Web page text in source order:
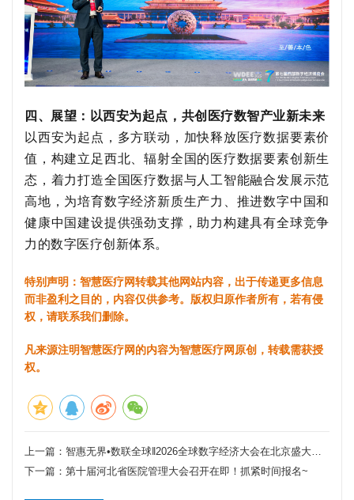
四、展望：以西安为起点，共创医疗数智产业新未来
以西安为起点，多方联动，加快释放医疗数据要素价
值，构建立足西北、辐射全国的医疗数据要素创新生
态，着力打造全国医疗数据与人工智能融合发展示范
高地，为培育数字经济新质生产力、推进数字中国和
健康中国建设提供强劲支撑，助力构建具有全球竞争
力的数字医疗创新体系。
特别声明：智慧医疗网转载其他网站内容，出于传递更多信息
而非盈利之目的，内容仅供参考。版权归原作者所有，若有侵
权，请联系我们删除。
凡来源注明智慧医疗网的内容为智慧医疗网原创，转载需获授
权。
上一篇： 智惠无界•数联全球‖2026全球数字经济大会在北京盛大开幕
下一篇： 第十届河北省医院管理大会召开在即！抓紧时间报名~